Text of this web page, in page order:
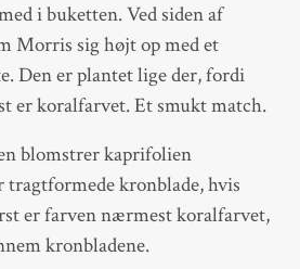
i buketten. Ved siden af
Morris sig højt op med et
Den er plantet lige der, fordi
er koralfarvet. Et smukt match.
blomstrer kaprifolien
tragtformede kronblade, hvis
er farven nærmest koralfarvet,
kronbladene.